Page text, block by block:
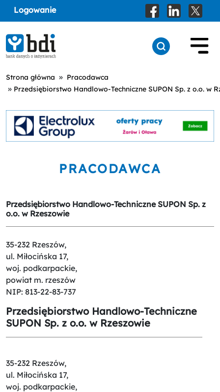
Logowanie
Strona główna » Pracodawca
» Przedsiębiorstwo Handlowo-Techniczne SUPON Sp. z o.o. w
PRACODAWCA
Przedsiębiorstwo Handlowo-Techniczne SUPON Sp. z
o.o. w Rzeszowie
35-232 Rzeszów,
ul. Miłocińska 17,
woj. podkarpackie,
powiat m. rzeszów
NIP: 813-22-83-737
Przedsiębiorstwo Handlowo-Techniczne
SUPON Sp. z o.o. w Rzeszowie
35-232 Rzeszów,
ul. Miłocińska 17,
woj. podkarpackie,